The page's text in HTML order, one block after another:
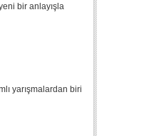
bir anlayışla
yarışmalardan biri